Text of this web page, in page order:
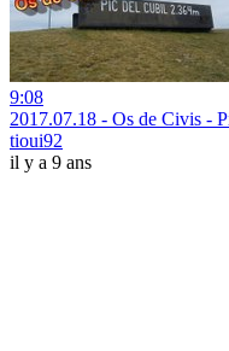
9:08
2017.07.18 - Os de Civis -
tioui92
il y a 9 ans